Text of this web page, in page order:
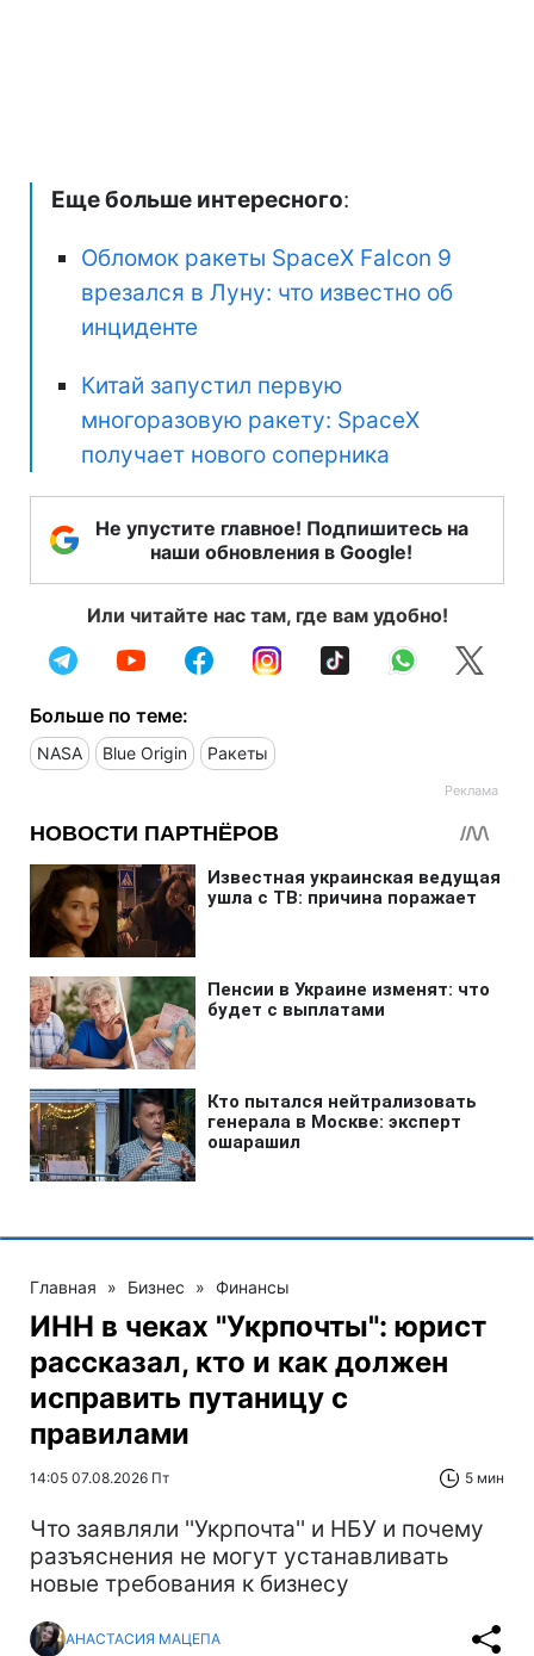
Еще больше интересного:
Обломок ракеты SpaceX Falcon 9
врезался в Луну: что известно об
инциденте
Китай запустил первую
многоразовую ракету: SpaceX
получает нового соперника
Не упустите главное! Подпишитесь на
наши обновления в Google!
Или читайте нас там, где вам удобно!
Больше по теме:
NASA Blue Origin Ракеты
Главная » Бизнес » Финансы
ИНН в чеках "Укрпочты": юрист
рассказал, кто и как должен
исправить путаницу с
правилами
14:05 07.08.2026 Пт 5 мин
Что заявляли ''Укрпочта'' и НБУ и почему
разъяснения не могут устанавливать
новые требования к бизнесу
АНАСТАСИЯ МАЦЕПА